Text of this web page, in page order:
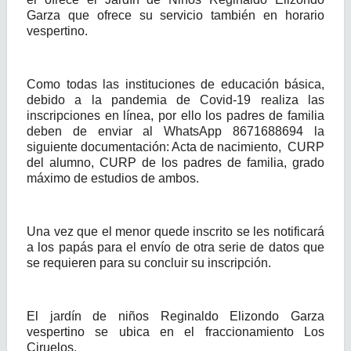
Garza que ofrece su servicio también en horario
vespertino.
Como todas las instituciones de educación básica,
debido a la pandemia de Covid-19 realiza las
inscripciones en línea, por ello los padres de familia
deben de enviar al WhatsApp 8671688694 la
siguiente documentación: Acta de nacimiento, CURP
del alumno, CURP de los padres de familia, grado
máximo de estudios de ambos.
Una vez que el menor quede inscrito se les notificará
a los papás para el envío de otra serie de datos que
se requieren para su concluir su inscripción.
El jardín de niños Reginaldo Elizondo Garza
vespertino se ubica en el fraccionamiento Los
Ciruelos.